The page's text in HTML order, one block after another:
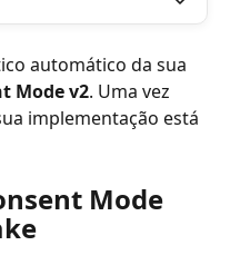
automático da sua
Mode v2. Uma vez
implementação está
Mode